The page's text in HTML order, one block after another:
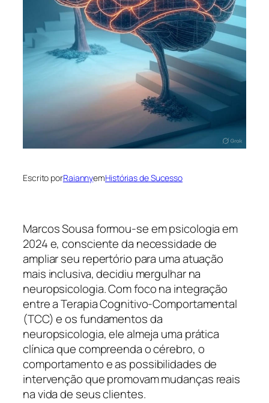
Escrito porRaiannyemHistórias de Sucesso
Marcos Sousa formou-se em psicologia em
2024 e, consciente da necessidade de
ampliar seu repertório para uma atuação
mais inclusiva, decidiu mergulhar na
neuropsicologia. Com foco na integração
entre a Terapia Cognitivo-Comportamental
(TCC) e os fundamentos da
neuropsicologia, ele almeja uma prática
clínica que compreenda o cérebro, o
comportamento e as possibilidades de
intervenção que promovam mudanças reais
na vida de seus clientes.